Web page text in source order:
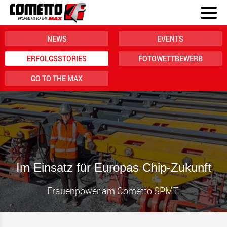
NEWS EVENTS
ERFOLGSSTORIES FOTOWETTBEWERB
GO TO THE MAX
Im Einsatz für Europas Chip-Zukunft
Frauenpower am Cometto SPMT.